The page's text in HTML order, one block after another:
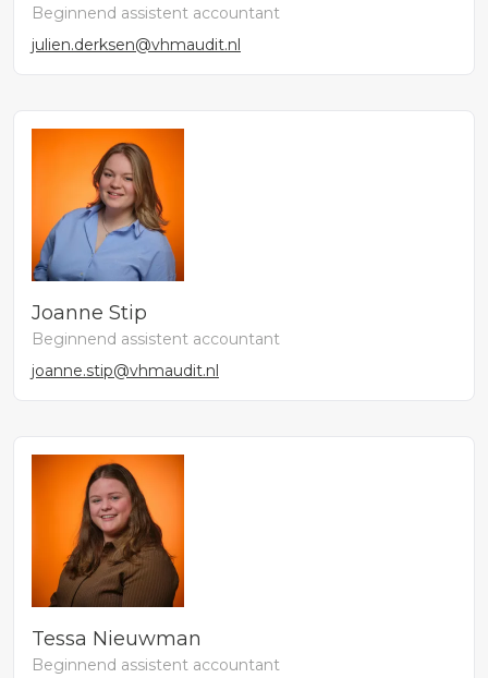
Beginnend assistent accountant
julien.derksen@vhmaudit.nl
Joanne Stip
Beginnend assistent accountant
joanne.stip@vhmaudit.nl
Tessa Nieuwman
Beginnend assistent accountant